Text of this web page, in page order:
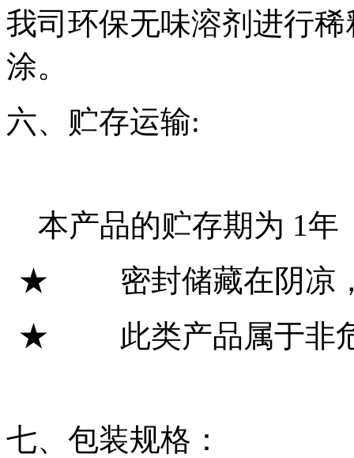
我司环保无味溶剂进行
涂。
六、贮存运输:
本产品的贮存期为 1年
★ 密封储藏在阴凉，
★ 此类产品属于非危
七、包装规格：